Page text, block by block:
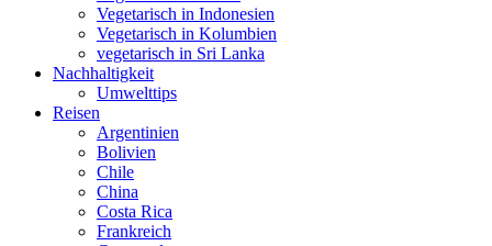
Vegetarisch in Indonesien
Vegetarisch in Kolumbien
vegetarisch in Sri Lanka
Nachhaltigkeit
Umwelttips
Reisen
Argentinien
Bolivien
Chile
China
Costa Rica
Frankreich